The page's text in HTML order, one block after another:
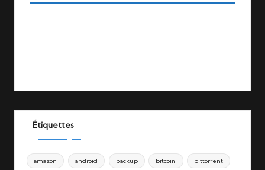
Étiquettes
amazon android backup bitcoin bittorrent